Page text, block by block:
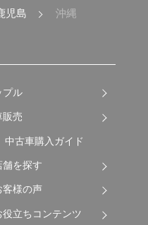
児島
沖縄
プル
販売
中古車購入ガイド
舗を探す
客様の声
役立ちコンテンツ